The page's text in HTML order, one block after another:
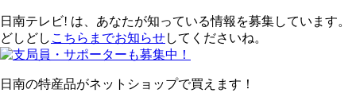
日南テレビ! は、あなたが知っている情報を募集しています。
どしどし こちらまでお知らせしてくださいね。
日南の特産品がネットショップで買えます！